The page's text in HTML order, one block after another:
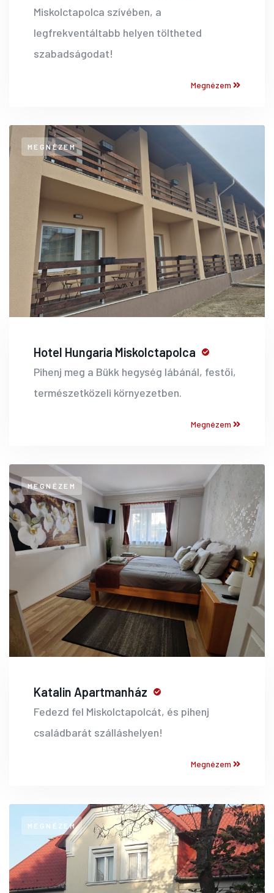
Miskolctapolca szívében, a
legfrekventáltabb helyen töltheted
szabadságodat!
Megnézem
MEGNÉZEM
Hotel Hungaria Miskolctapolca
Pihenj meg a Bükk hegység lábánál, festői,
természetközeli környezetben.
Megnézem
MEGNÉZEM
Katalin Apartmanház
Fedezd fel Miskolctapolcát, és pihenj
családbarát szálláshelyen!
Megnézem
MEGNÉZEM